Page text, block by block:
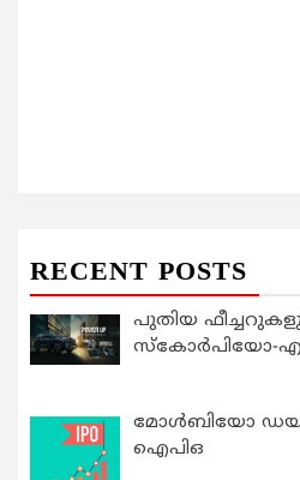
RECENT POSTS
പുതിയ
സ്കോർപിയോ-
മോൾബിയോ
ഐപിഒ